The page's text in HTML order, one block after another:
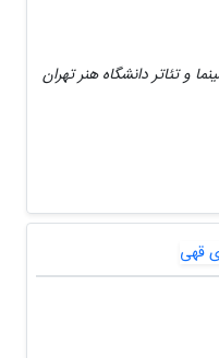
و تئاتر دانشگاه هنر تهران